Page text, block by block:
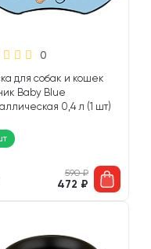
0
для собак и кошек
Baby Blue
0,4 л (1 шт)
590₽
472 ₽